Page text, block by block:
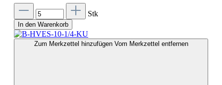
Stk
In den Warenkorb
Zum Merkzettel hinzufügen Vom Merkzettel entfernen